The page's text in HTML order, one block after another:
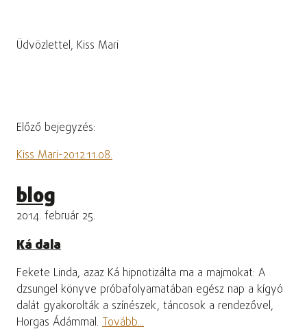
Üdvözlettel, Kiss Mari
Előző bejegyzés:
Kiss Mari-2012.11.08.
blog
2014. február 25.
Ká dala
Fekete Linda, azaz Ká hipnotizálta ma a majmokat: A
dzsungel könyve próbafolyamatában egész nap a kígyó
dalát gyakorolták a színészek, táncosok a rendezővel,
Horgas Ádámmal. Tovább...